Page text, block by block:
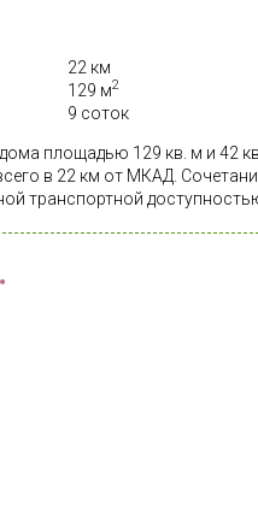
22 км
129 м2
9 соток
площадью 129 кв. м и 42
в 22 км от МКАД.
транспортной
сваи, стены – каркасные с
(утепление 200 мм), окна
технологии на
круглогодичного